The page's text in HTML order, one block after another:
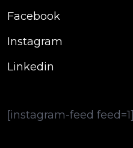
Facebook
Instagram
Linkedin
[instagram-feed feed=1]